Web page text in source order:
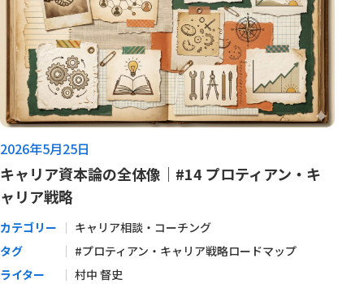
2026年5月25日
キャリア資本論の全体像｜#14 プロティアン・キ
ャリア戦略
カテゴリー
キャリア相談・コーチング
タグ
#プロティアン・キャリア戦略ロードマップ
ライター
村中 督史